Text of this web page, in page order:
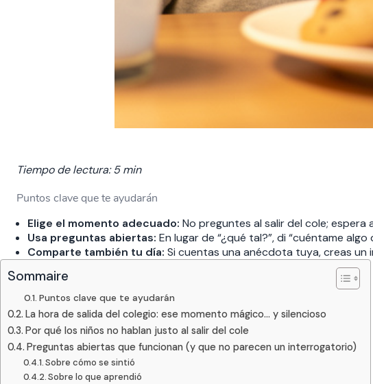
Tiempo de lectura: 5 min
Puntos clave que te ayudarán
Elige el momento adecuado: No preguntes al salir del cole; espera
Usa preguntas abiertas: En lugar de “¿qué tal?”, di “cuéntame
Comparte también tu día: Si cuentas una anécdota tuya, creas un
Sommaire
Puntos clave que te ayudarán
La hora de salida del colegio: ese momento mágico… y silencioso
Por qué los niños no hablan justo al salir del cole
Preguntas abiertas que funcionan (y que no parecen un interrogatorio)
Sobre cómo se sintió
Sobre lo que aprendió